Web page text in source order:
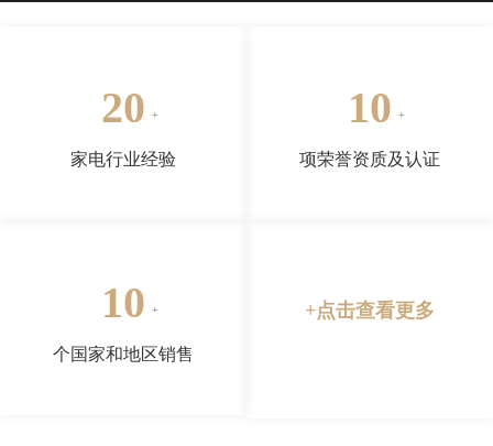
20
家电行业经验
10
项荣誉资质及认证
10
个国家和地区销售
+点击查看更多